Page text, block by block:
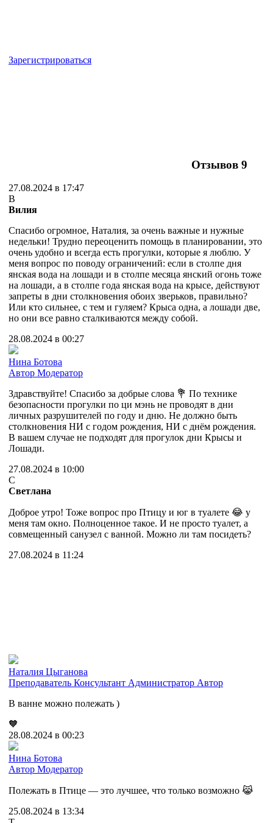
Зарегистрироваться
Отзывов 9
27.08.2024 в 17:47
В
Вилия
Спасибо огромное, Наталия, за очень важные и нужные
недельки! Трудно переоценить помощь в планировании, это
очень удобно и всегда есть прогулки, которые я люблю. У
меня вопрос по поводу ограничений: если в столпе дня
янская вода на лошади и в столпе месяца янский огонь тоже
на лошади, а в столпе года янская вода на крысе, действуют
запреты в дни столкновения обоих зверьков, правильно?
Или кто сильнее, с тем и гуляем? Крыса одна, а лошади две,
но они все равно сталкиваются между собой.
28.08.2024 в 00:27
Нина Ботова
Автор Модератор
Здравствуйте! Спасибо за добрые слова 💐 По технике
безопасности прогулки по ци мэнь не проводят в дни
личных разрушителей по году и дню. Не должно быть
столкновения НИ с годом рождения, НИ с днём рождения.
В вашем случае не подходят для прогулок дни Крысы и
Лошади.
27.08.2024 в 10:00
С
Светлана
Доброе утро! Тоже вопрос про Птицу и юг в туалете 😂 у
меня там окно. Полноценное такое. И не просто туалет, а
совмещенный санузел с ванной. Можно ли там посидеть?
27.08.2024 в 11:24
Наталия Цыганова
Преподаватель Консультант Администратор Автор
В ванне можно полежать )
🧡
28.08.2024 в 00:23
Нина Ботова
Автор Модератор
Полежать в Птице — это лучшее, что только возможно 😹
25.08.2024 в 13:34